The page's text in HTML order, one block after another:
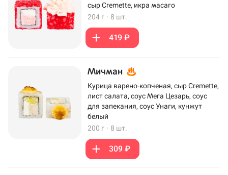
сыр Cremette, икра масаго
204 г · 8 шт.
419 ₽
Мичман
Курица варено-копченая, сыр Cremette,
лист салата, соус Мега Цезарь, соус
для запекания, соус Унаги, кунжут
белый
200 г · 8 шт.
309 ₽